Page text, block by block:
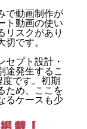
で動画制作が
ト動画の使い
リスクがあり
です。
セプト設計・
途発生するこ
です。初期
ため、ここを
るケースも少